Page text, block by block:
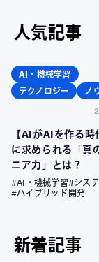
人気記事
AI・機械学習
テクノロジー
ノ
【AIがAIを作る時
に求められる「真
ニア力」とは？
#AI・機械学習#シス
#ハイブリッド開発
新着記事